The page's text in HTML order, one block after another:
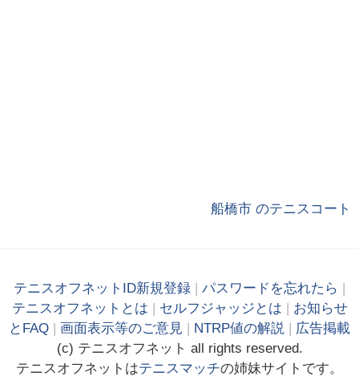
船橋市 のテニスコート
テニスオフネットID新規登録 | パスワードを忘れたら |
テニスオフネットとは | セルフジャッジとは | お知らせ
とFAQ | 画面表示等のご意見 | NTRP値の解説 | 広告掲載
(c) テニス オフネット all rights reserved.
テニスオフネットはテニスマッチの姉妹サイトです。